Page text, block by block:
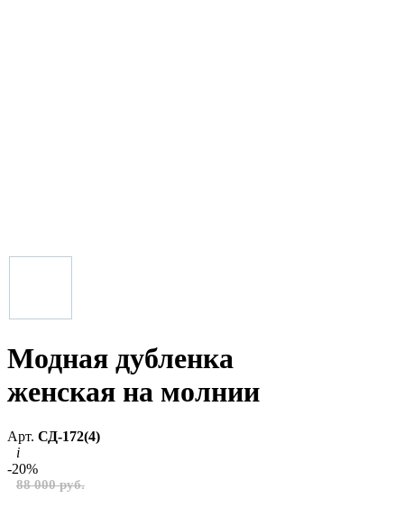
Модная дубленка
женская на молнии
Арт. СД-172(4)
i
-20%
88 000 руб.